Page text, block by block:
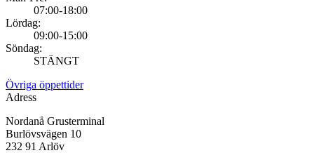
07:00-18:00
Lördag:
09:00-15:00
Söndag:
STÄNGT
Övriga öppettider
Adress
Nordanå Grusterminal
Burlövsvägen 10
232 91 Arlöv